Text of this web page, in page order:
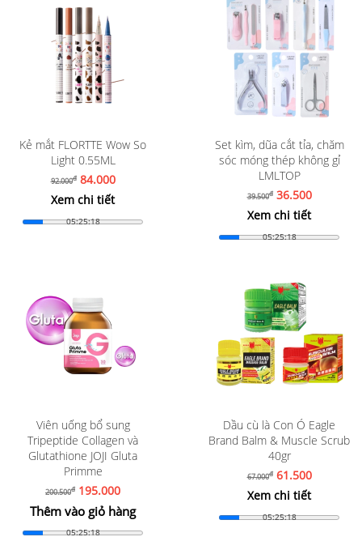
Kẻ mắt FLORTTE Wow So
Light 0.55ML
92.000đ84.000
Xem chi tiết
05:25:16
Set kìm, dũa cắt tỉa, chăm
sóc móng thép không gỉ
LMLTOP
39.500đ36.500
Xem chi tiết
05:25:16
Viên uống bổ sung
Tripeptide Collagen và
Glutathione JOJI Gluta
Primme
200.500đ 195.000
Thêm vào giỏ hàng
05:25:16
Dầu cù là Con Ó Eagle
Brand Balm & Muscle Scrub
40gr
67.000đ61.500
Xem chi tiết
05:25:16